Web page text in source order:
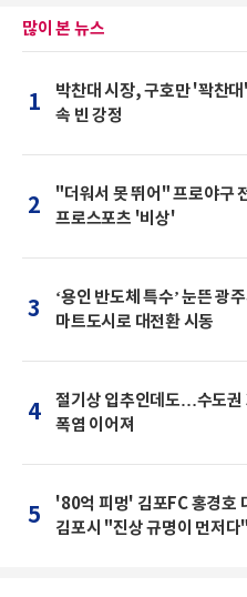
많이 본 뉴스
1
박찬대 시장, 구호만 '꽉찬
속 빈 강정
2
"더워서 못 뛰어" 프로야구
프로스포츠 '비상'
3
‘용인 반도체 특수’ 눈뜬 광
마트도시로 대전환 시동
4
절기상 입추인데도…수도권
폭염 이어져
5
'80억 피멍' 김포FC 홍경호
김포시 "진상 규명이 먼저다"